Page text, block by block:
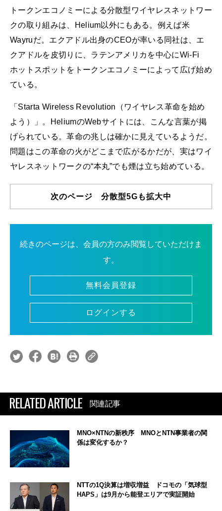
トークンエコノミーによる分散型ワイヤレスネットワー
クの取り組みは、Helium以外にもある。例えば米
Wayruだ。エクアドル出身のCEOが率いる同社は、エ
クアドルを皮切りに、ラテンアメリカを中心にWi-Fi
ホットスポットをトークンエコノミーによって広げ始め
ている。
「Starta Wireless Revolution（ワイヤレス革命を始め
よう）」。HeliumのWebサイトには、こんな言葉が掲
げられている。革命の兆しは確かに見えているようだ。
問題はこの革命の火がどこまで広がるかだが、実はワイ
ヤレスネットワークの“本丸”でも煙は立ち始めている。
次のページ 分散型5Gも拡大中
続きのページは、会員の方のみ閲覧していただけま
す。
無料会員登録
ログインする
RELATED ARTICLE 関連記事
MNO×NTNの新秩序 MNOとNTN事業者の関
係は変化するか？
NTTの1Q決算は増収増益 ドコモの「気球型
HAPS」は9月から能登エリアで実証開始